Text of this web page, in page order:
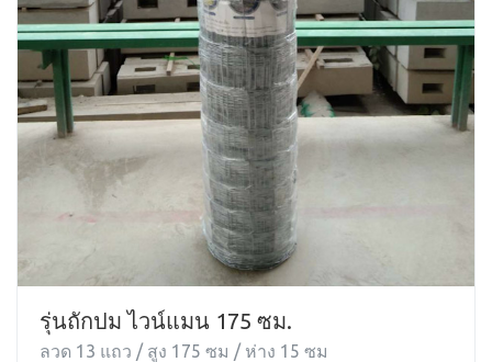
รุ่นถักปม ไวน์แมน 175 ซม.
ลวด 13 แถว / สูง 175 ซม / ห่าง 15 ซม